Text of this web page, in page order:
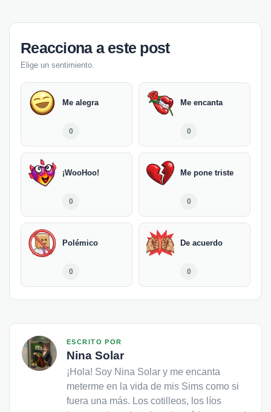
Reacciona a este post
Elige un sentimiento.
Me alegra
0
Me encanta
0
¡WooHoo!
0
Me pone triste
0
Polémico
0
De acuerdo
0
ESCRITO POR
Nina Solar
¡Hola! Soy Nina Solar y me encanta
meterme en la vida de mis Sims como si
fuera una más. Los cotilleos, los líos